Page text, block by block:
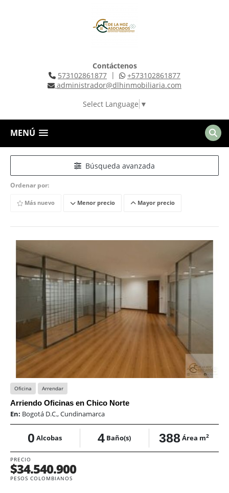
Contáctenos
573102861877 |
+573102861877
administrador@dlhinmobiliaria.com
Select Language ▼
MENÚ
Búsqueda avanzada
Ordenar por:
Más nuevo Menor precio Mayor precio
Oficina Arrendar
Arriendo Oficinas en Chico Norte
En: Bogotá D.C., Cundinamarca
0 Alcobas 4 Baño(s) 388Área m2
PRECIO
$34.540.900
PESOS COLOMBIANOS